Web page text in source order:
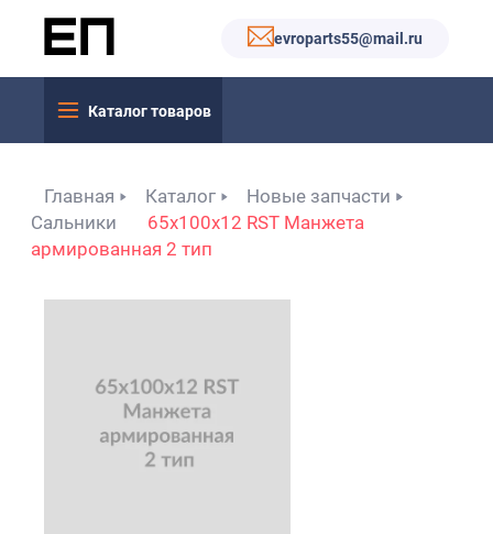
evroparts55@mail.ru
Каталог товаров
Главная Каталог
Новые запчасти
Сальники
65x100x12 RST Манжета
армированная 2 тип